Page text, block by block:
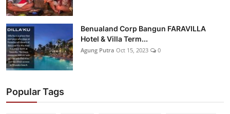
Benualand Corp Bangun FARAVILLA
Hotel & Villa Term...
Agung Putra Oct 15, 2023 0
Popular Tags